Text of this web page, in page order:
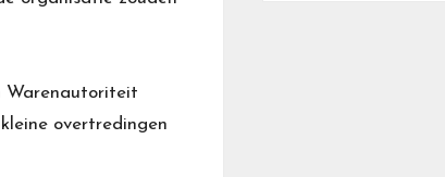
Warenautoriteit
overtredingen